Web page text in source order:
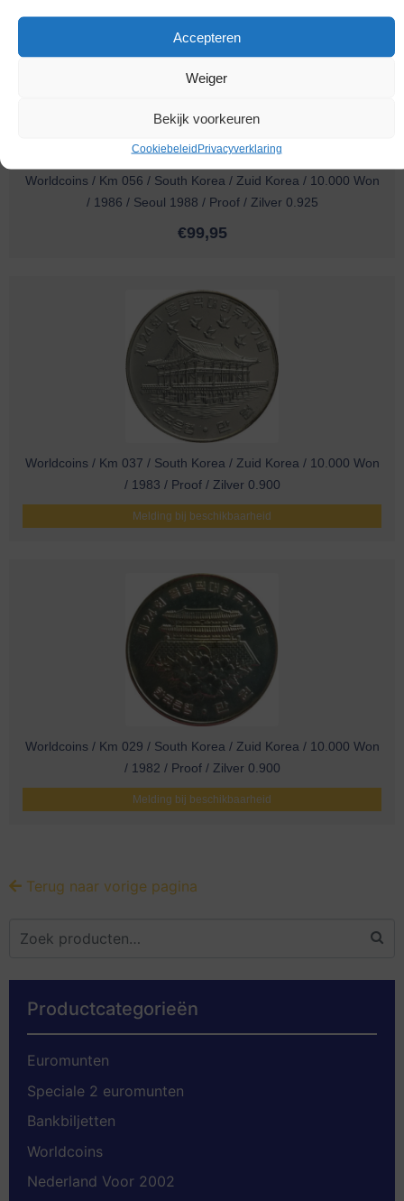
Accepteren
Weiger
Bekijk voorkeuren
CookiebeleidPrivacyverklaring
Worldcoins / Km 056 / South Korea / Zuid Korea / 10.000 Won
/ 1986 / Seoul 1988 / Proof / Zilver 0.925
€99,95
Worldcoins / Km 037 / South Korea / Zuid Korea / 10.000 Won
/ 1983 / Proof / Zilver 0.900
Melding bij beschikbaarheid
Worldcoins / Km 029 / South Korea / Zuid Korea / 10.000 Won
/ 1982 / Proof / Zilver 0.900
Melding bij beschikbaarheid
Terug naar vorige pagina
Productcategorieën
Euromunten
Speciale 2 euromunten
Bankbiljetten
Worldcoins
Nederland Voor 2002